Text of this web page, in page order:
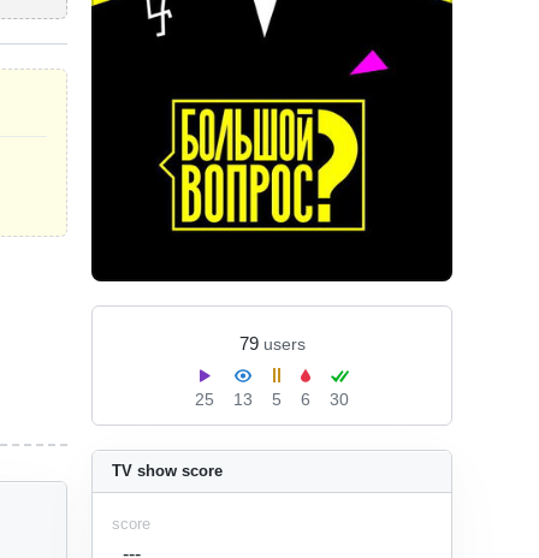
79 users
25 13 5 6 30
TV show score
score
---